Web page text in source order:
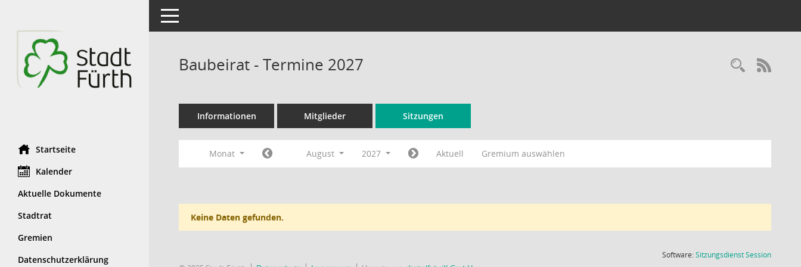
Startseite
Kalender
Aktuelle Dokumente
Stadtrat
Gremien
Datenschutzerklärung
Toggle navigation
Baubeirat - Termine 2027
Informationen Mitglieder Sitzungen
Monat August 2027 Aktuell Gremium auswählen
Keine Daten gefunden.
Software:SitzungsdienstSession(Wird in